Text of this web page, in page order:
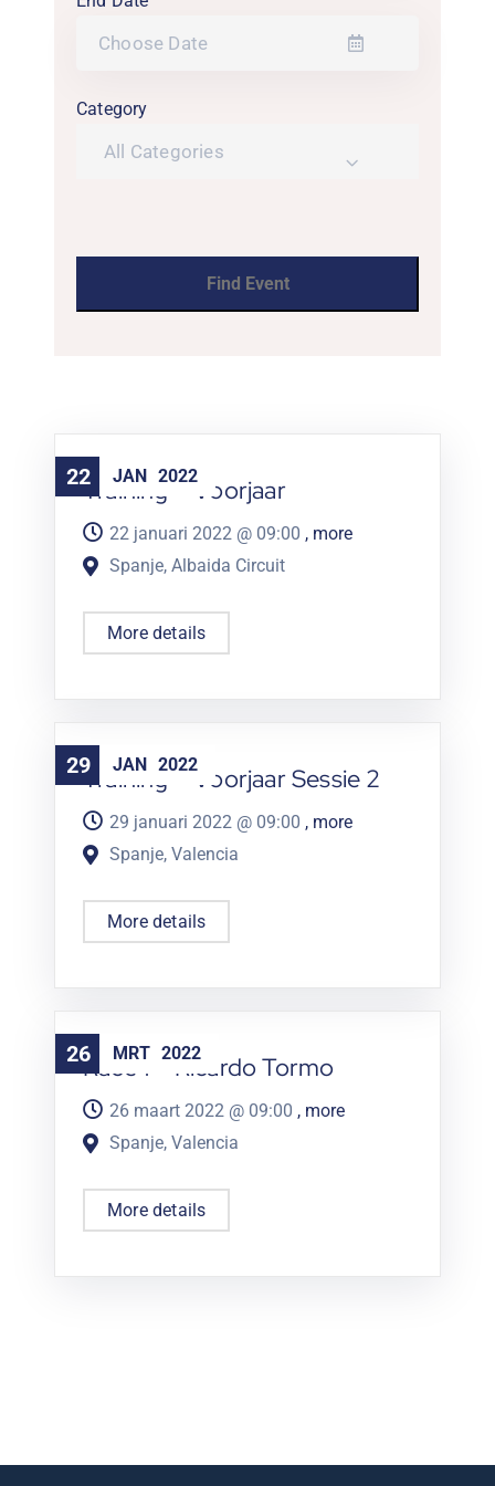
Category
All Categories
22 JAN 2022
Training – Voorjaar
22 januari 2022 @ 09:00 , more
Spanje, Albaida Circuit
More details
29 JAN 2022
Training – Voorjaar Sessie 2
29 januari 2022 @ 09:00 , more
Spanje, Valencia
More details
26 MRT 2022
Race 1 – Ricardo Tormo
26 maart 2022 @ 09:00 , more
Spanje, Valencia
More details